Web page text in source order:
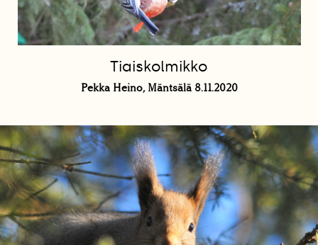
Tiaiskolmikko
Pekka Heino, Mäntsälä 8.11.2020